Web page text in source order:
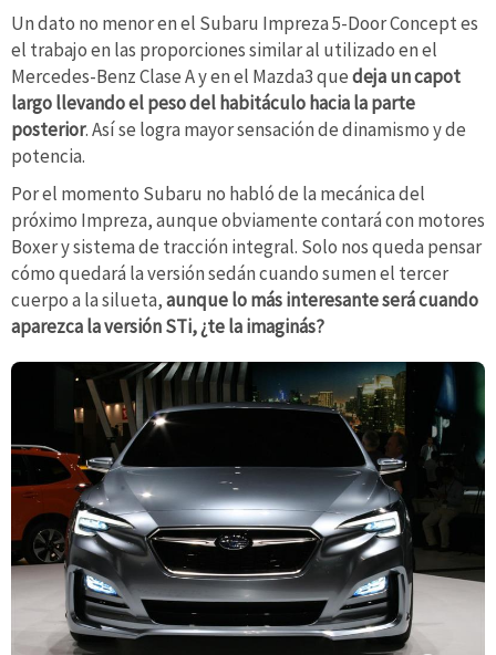
Un dato no menor en el Subaru Impreza 5-Door Concept es
el trabajo en las proporciones similar al utilizado en el
Mercedes-Benz Clase A y en el Mazda3 quedeja un capot
largo llevando el peso del habitáculo hacia la parte
posterior. Así se logra mayor sensación de dinamismo y de
potencia.
Por el momento Subaru no habló de la mecánica del
próximo Impreza, aunque obviamente contará con motores
Boxer y sistema de tracción integral. Solo nos queda pensar
cómo quedará la versión sedán cuando sumen el tercer
cuerpo a la silueta,aunque lo más interesante será cuando
aparezca la versión STi, ¿te la imaginás?